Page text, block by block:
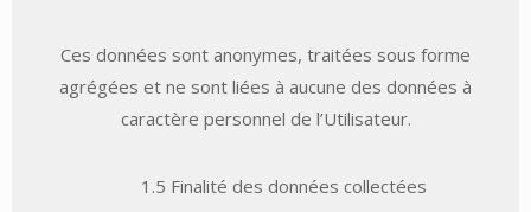
Ces données sont anonymes, traitées sous forme
agrégées et ne sont liées à aucune des données à
caractère personnel de l’Utilisateur.
1.5 Finalité des données collectées